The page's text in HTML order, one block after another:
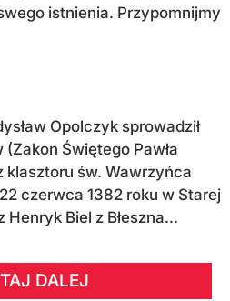
istnienia. Przypomnijmy
Opolczyk sprowadził
Świętego Pawła
klasztoru św. Wawrzyńca
czerwca 1382 roku w Starej
Biel z Błeszna...
DALEJ